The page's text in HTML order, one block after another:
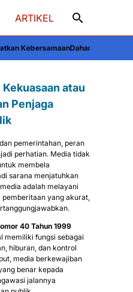
ARTIKEL
Lapuk Dekat BPP Liliriaja
atau
Penjaga
pemerintahan, peran
perhatian. Media tidak
membela
sarana menjatuhkan
adalah melayani
yang akurat,
40 Tahun 1999
memiliki fungsi sebagai
hiburan, dan kontrol
media berkewajiban
benar kepada
jalannya